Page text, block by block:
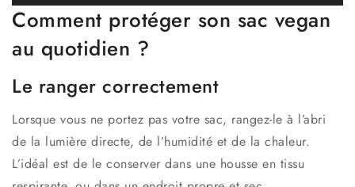
Comment protéger son sac vegan
au quotidien ?
Le ranger correctement
Lorsque vous ne portez pas votre sac, rangez-le à l’abri
de la lumière directe, de l’humidité et de la chaleur.
L’idéal est de le conserver dans une housse en tissu